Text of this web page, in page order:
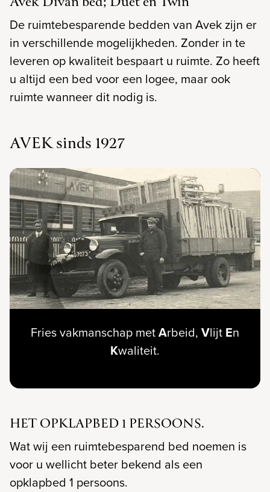
De ruimtebesparende bedden van Avek zijn er
in verschillende mogelijkheden. Zonder in te
leveren op kwaliteit bespaart u ruimte. Zo heeft
u altijd een bed voor een logee, maar ook
ruimte wanneer dit nodig is.
AVEK sinds 1927
Fries vakmanschap metArbeid, Vlijt En
Kwaliteit.
HET OPKLAPBED 1 PERSOONS.
Wat wij een ruimtebesparend bed noemen is
voor u wellicht beter bekend als een
opklapbed 1 persoons.